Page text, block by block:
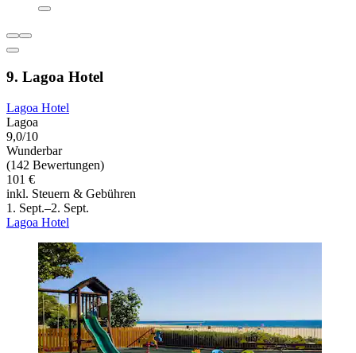
9. Lagoa Hotel
Lagoa Hotel
Lagoa
9,0/10
Wunderbar
(142 Bewertungen)
101 €
inkl. Steuern & Gebühren
1. Sept.–2. Sept.
Lagoa Hotel